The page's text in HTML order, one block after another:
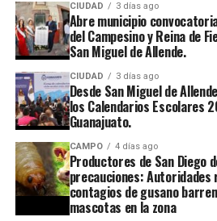
CIUDAD 3 días ago
Abre municipio
del Campesino y Reina de
San Miguel de Allende.
CIUDAD 3 días ago
Desde San Miguel de
los Calendarios Escolares
Guanajuato.
CAMPO 4 días ago
Productores de San Diego
precauciones: Autoridades
contagios de gusano
mascotas en la zona